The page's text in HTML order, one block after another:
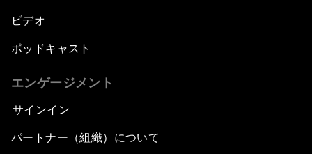
ビデオ
ポッドキャスト
エンゲージメント
サインイン
パートナー（組織）について